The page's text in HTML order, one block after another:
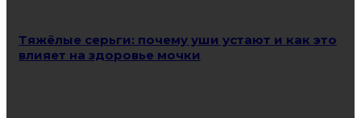
Тяжёлые серьги: почему уши устают и как это
влияет на здоровье мочки